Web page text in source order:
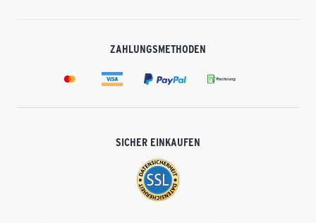
ZAHLUNGSMETHODEN
SICHER EINKAUFEN